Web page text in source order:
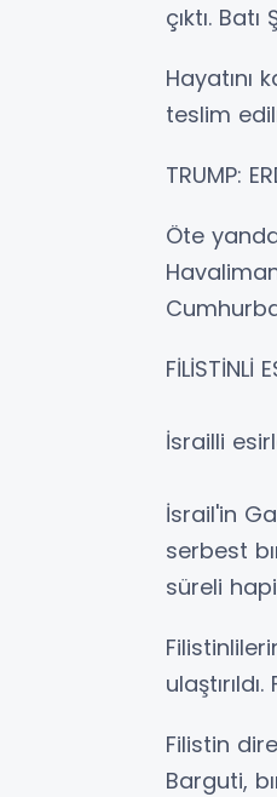
çıktı.
Hayatını
teslim
TRUMP:
Öte
FİLİSTİNLİ
İsrailli
İsrail'in
serbest
süreli
Filistin
Barguti,